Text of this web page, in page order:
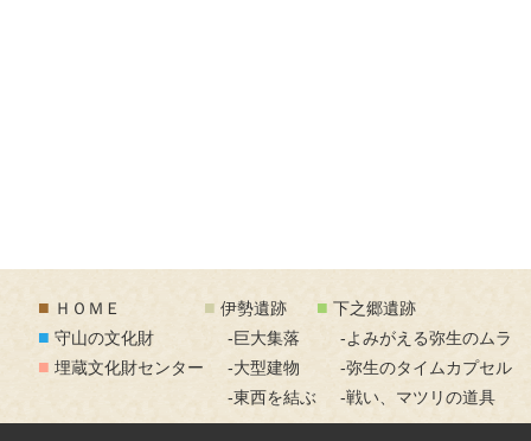
■ ＨＯＭＥ
■ 守山の文化財
■ 埋蔵文化財センター
■ 伊勢遺跡
-巨大集落
-大型建物
-東西を結ぶ
■ 下之郷遺跡
-よみがえる弥生のムラ
-弥生のタイムカプセル
-戦い、マツリの道具